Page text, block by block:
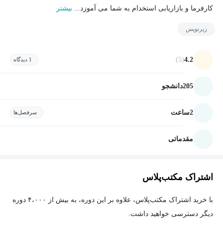
کارفرما و بازاریابی استخدام به شما می آموزد... بیشتر
زیرنویس
4.2
(5) 1 دیدگاه
205دانشجو
2ساعت سرفصل‌ها
مقدماتی
اشتراک مکتب‌پلاس
با خرید اشتراک مکتب‌پلاس، علاوه بر این دوره، به بیش از ۴،۰۰۰ دوره
دیگر دسترسی خواهید داشت.